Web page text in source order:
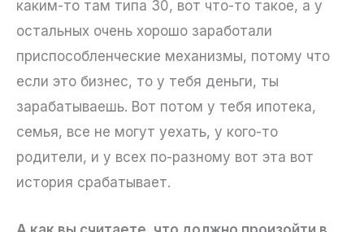
каким-то там типа 30, вот что-то такое, а у
остальных очень хорошо заработали
приспособленческие механизмы, потому что
если это бизнес, то у тебя деньги, ты
зарабатываешь. Вот потом у тебя ипотека,
семья, все не могут уехать, у кого-то
родители, и у всех по-разному вот эта вот
история срабатывает.